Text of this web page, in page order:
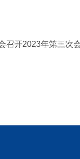
召开2023年第三次